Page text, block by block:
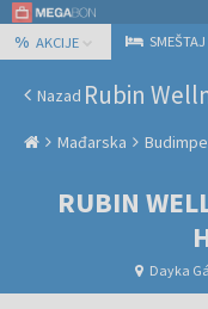
% AKCIJE SMEŠTAJ
Nazad
Mađarska
RUBIN
Dayka